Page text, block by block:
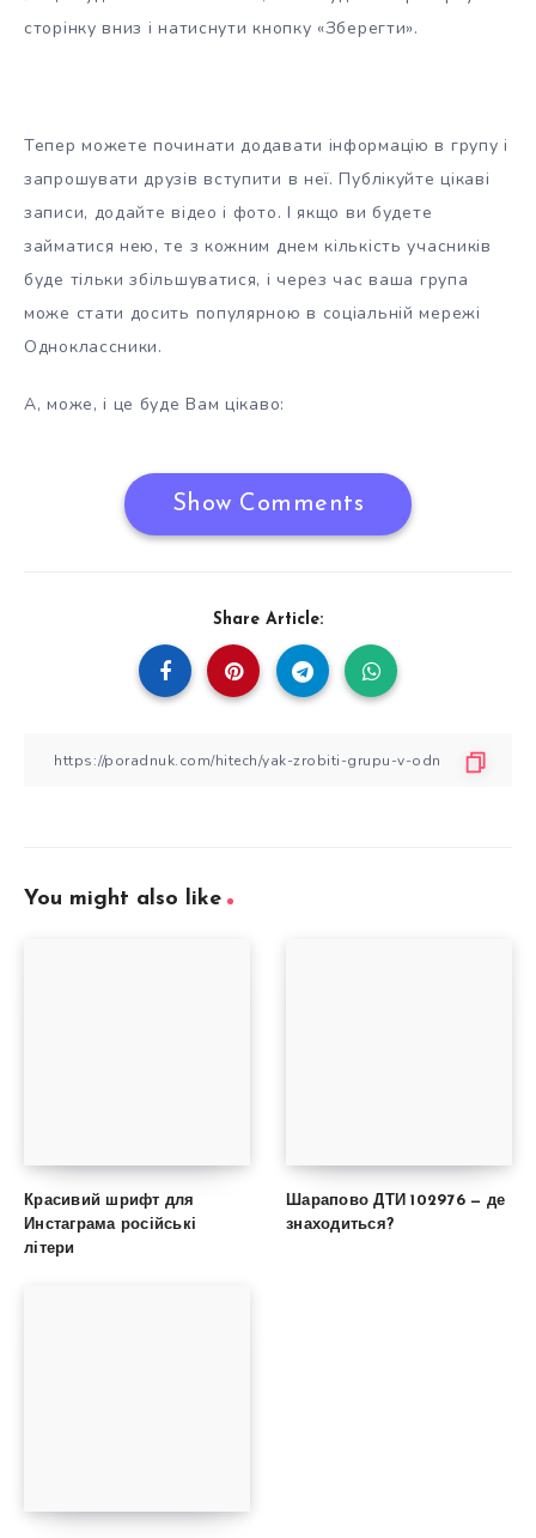
сторінку вниз і натиснути кнопку «Зберегти».
Тепер можете починати додавати інформацію в групу і
запрошувати друзів вступити в неї. Публікуйте цікаві
записи, додайте відео і фото. І якщо ви будете
займатися нею, те з кожним днем кількість учасників
буде тільки збільшуватися, і через час ваша група
може стати досить популярною в соціальній мережі
Одноклассники.
А, може, і це буде Вам цікаво:
Show Comments
Share Article:
You might also like
Красивий шрифт для
Инстаграма російські
літери
Шарапово ДТИ 102976 — де
знаходиться?